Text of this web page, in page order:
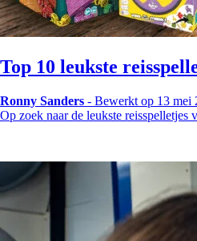
Top 10 leukste
Ronny Sanders - Bewerkt op 13 mei
Op zoek naar de leukste